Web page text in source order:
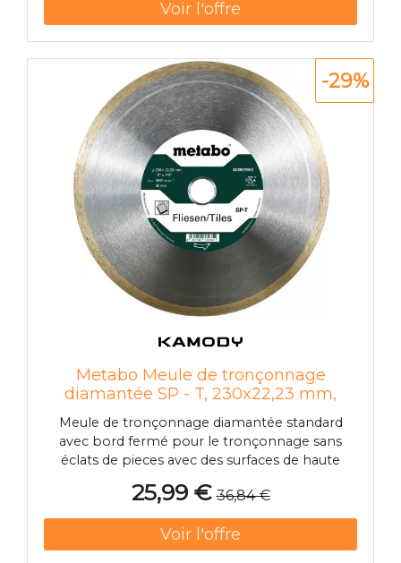
forage dans les carreaux plus épais.
Caractéristiques techniques • Diametre: 10 mm •
Foret a carreaux diamantés avec réservoir
d'eau>
Metabo Meule de tronçonnage
diamantée SP - T, 230x22,23 mm,
Carrelage 628557000
Meule de tronçonnage diamantée standard
avec bord fermé pour le tronçonnage sans
éclats de pieces avec des surfaces de haute
naturelle Capacité de coupe élevée et longue
durée de vie Hauteur de segment 7 mm Pour
10 pieces commandées, livraison dans un
présentoir de comptoir>
25,99 € 36,84 €
-29%